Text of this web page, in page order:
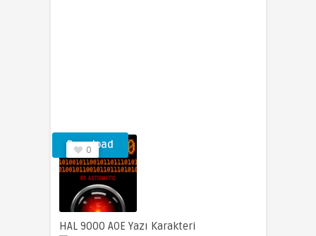
Download
0
HAL 9000 AOE Yazı Karakteri